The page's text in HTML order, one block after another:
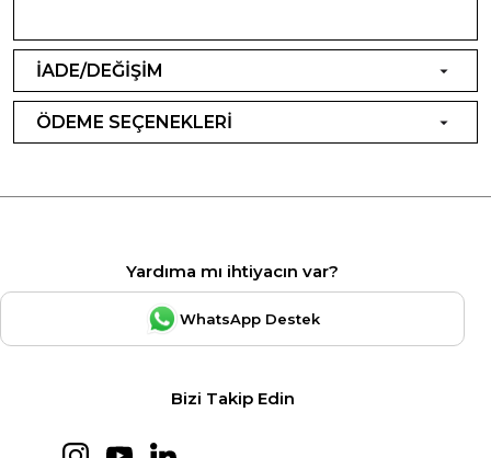
İADE/DEĞİŞİM
ÖDEME SEÇENEKLERİ
Yardıma mı ihtiyacın var?
WhatsApp Destek
Bizi Takip Edin